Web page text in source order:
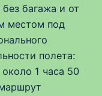
багажа и от
местом под
полета:
1 часа 50